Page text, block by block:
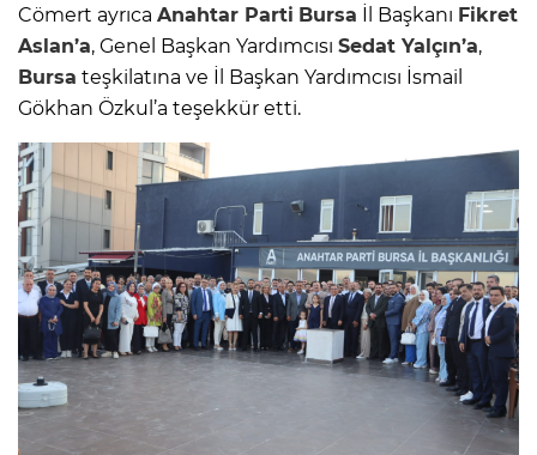
Cömert ayrıca Anahtar Parti Bursa İl Başkanı Fikret
Aslan’a, Genel Başkan Yardımcısı Sedat Yalçın’a,
Bursa teşkilatına ve İl Başkan Yardımcısı İsmail
Gökhan Özkul’a teşekkür etti.